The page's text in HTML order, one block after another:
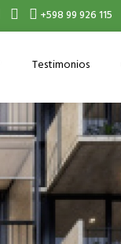
+598 99 926 115
Testimonios